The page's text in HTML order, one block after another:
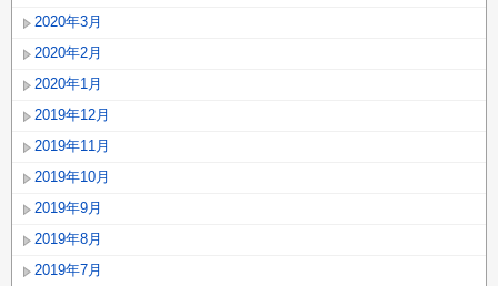
2020年3月
2020年2月
2020年1月
2019年12月
2019年11月
2019年10月
2019年9月
2019年8月
2019年7月